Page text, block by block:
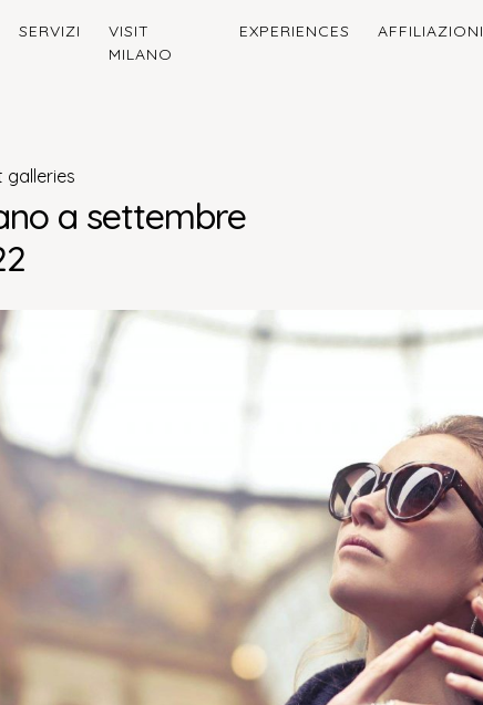
SERVIZI
VISIT
MILANO
EXPERIENCES AFFILIAZIONI
galleries
a settembre